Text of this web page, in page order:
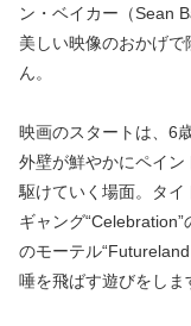
ン・ベイカー（Sean
美しい映像のおかげ
ん。
映画のスタートは、6
外壁が鮮やかにペイン
駆けていく場面。タイ
ギャング
のモーテル
唾を飛ばす遊びをしま